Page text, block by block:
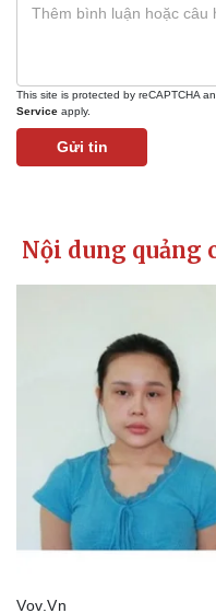
Pháp luật
Tin nóng
This site is protected by reCAPTCHA
Service apply.
Gửi tin